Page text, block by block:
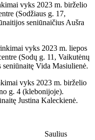
vyks 2023 m. birželio
(Sodžiaus g. 17,
seniūnaičius Aušra
vyks 2023 m. liepos
(Sodų g. 11, Vaikutėnų
Vida Masiulienė.
vyks 2023 m. birželio
g. 4 (klebonijoje).
Justina Kaleckienė.